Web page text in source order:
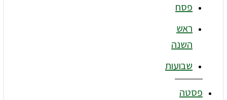
פסח
ראש
השנה
שבועות
פסטה